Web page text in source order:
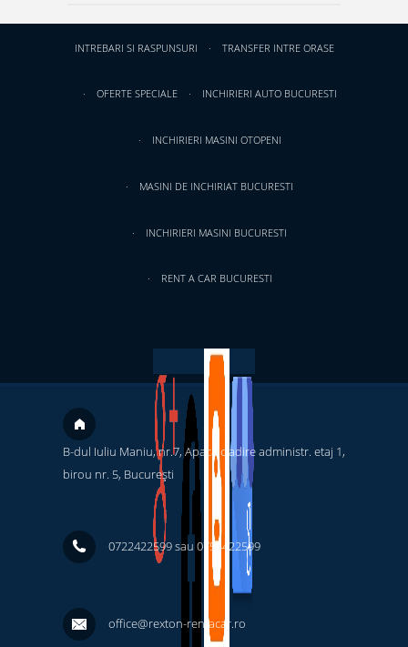
INTREBARI SI RASPUNSURI TRANSFER INTRE ORASE
OFERTE SPECIALE INCHIRIERI AUTO BUCURESTI
INCHIRIERI MASINI OTOPENI
MASINI DE INCHIRIAT BUCURESTI
INCHIRIERI MASINI BUCURESTI
RENT A CAR BUCURESTI
B-dul Iuliu Maniu, nr.7, Apaca cladire administr. etaj 1,
birou nr. 5, București ‎
0722422599 sau 0754422599
office@rexton-rentacar.ro